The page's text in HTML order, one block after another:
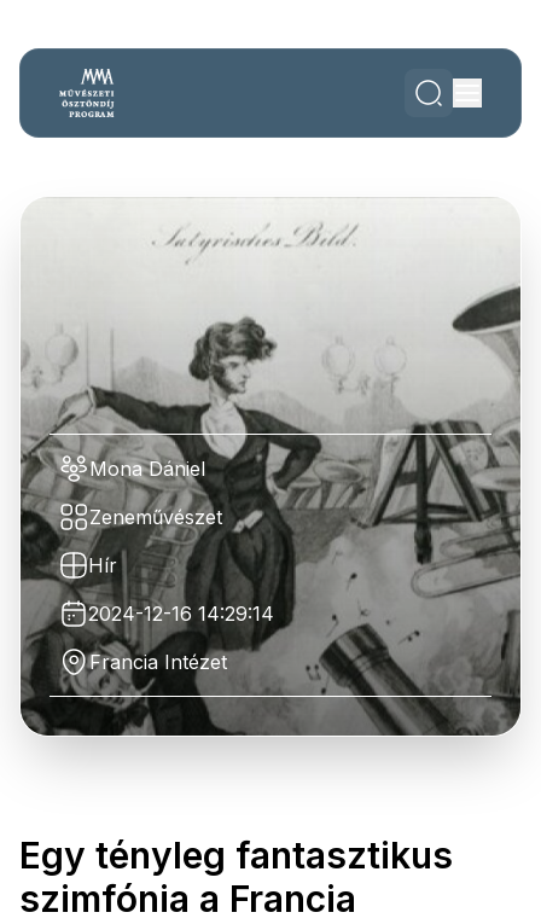
Mona Dániel
Zeneművészet
Hír
2024-12-16 14:29:14
Francia Intézet
Egy tényleg fantasztikus
szimfónia a Francia